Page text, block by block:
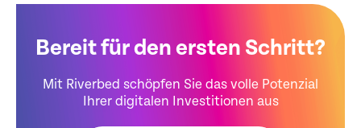
Bereit für den ersten Schritt?
Mit Riverbed schöpfen Sie das volle Potenzial
Ihrer digitalen Investitionen aus